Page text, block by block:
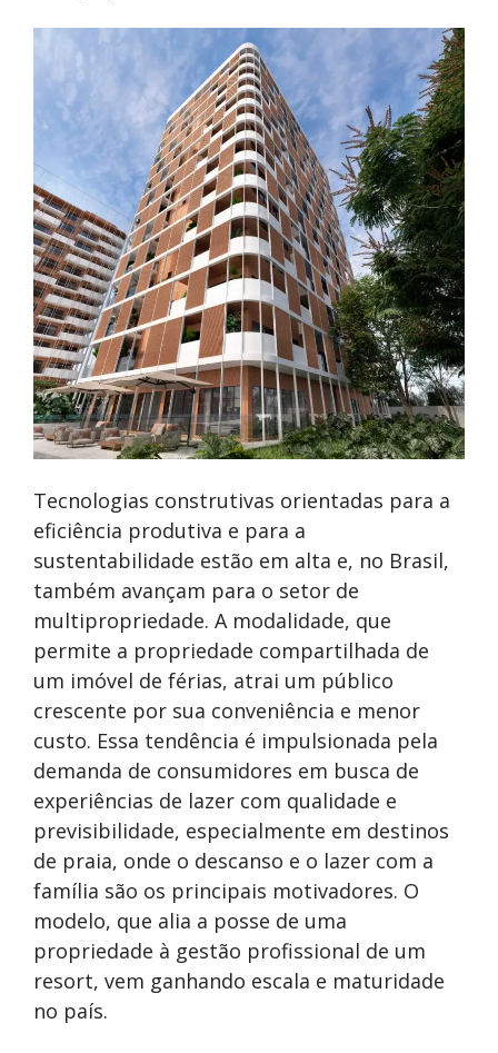
Tecnologias construtivas orientadas para a
eficiência produtiva e para a
sustentabilidade estão em alta e, no Brasil,
também avançam para o setor de
multipropriedade. A modalidade, que
permite a propriedade compartilhada de
um imóvel de férias, atrai um público
crescente por sua conveniência e menor
custo. Essa tendência é impulsionada pela
demanda de consumidores em busca de
experiências de lazer com qualidade e
previsibilidade, especialmente em destinos
de praia, onde o descanso e o lazer com a
família são os principais motivadores. O
modelo, que alia a posse de uma
propriedade à gestão profissional de um
resort, vem ganhando escala e maturidade
no país.